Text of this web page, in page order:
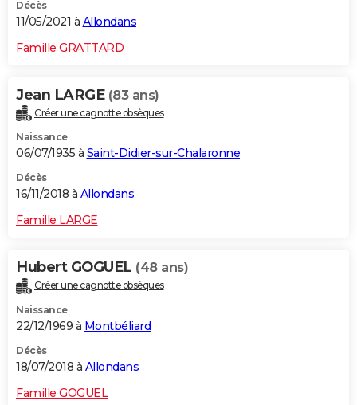
Décès
11/05/2021 à Allondans
Famille GRATTARD
Jean LARGE (83 ans)
Créer une cagnotte obsèques
Naissance
06/07/1935 à Saint-Didier-sur-Chalaronne
Décès
16/11/2018 à Allondans
Famille LARGE
Hubert GOGUEL (48 ans)
Créer une cagnotte obsèques
Naissance
22/12/1969 à Montbéliard
Décès
18/07/2018 à Allondans
Famille GOGUEL